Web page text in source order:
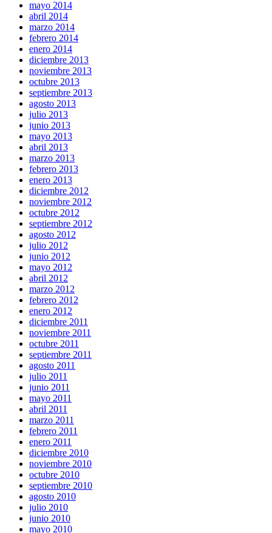
mayo 2014
abril 2014
marzo 2014
febrero 2014
enero 2014
diciembre 2013
noviembre 2013
octubre 2013
septiembre 2013
agosto 2013
julio 2013
junio 2013
mayo 2013
abril 2013
marzo 2013
febrero 2013
enero 2013
diciembre 2012
noviembre 2012
octubre 2012
septiembre 2012
agosto 2012
julio 2012
junio 2012
mayo 2012
abril 2012
marzo 2012
febrero 2012
enero 2012
diciembre 2011
noviembre 2011
octubre 2011
septiembre 2011
agosto 2011
julio 2011
junio 2011
mayo 2011
abril 2011
marzo 2011
febrero 2011
enero 2011
diciembre 2010
noviembre 2010
octubre 2010
septiembre 2010
agosto 2010
julio 2010
junio 2010
mayo 2010